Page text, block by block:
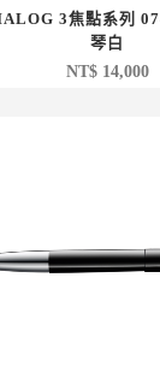
3焦點系列
琴白
NT$14,000